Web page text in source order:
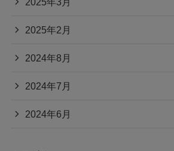
2025年2月
2024年8月
2024年7月
2024年6月